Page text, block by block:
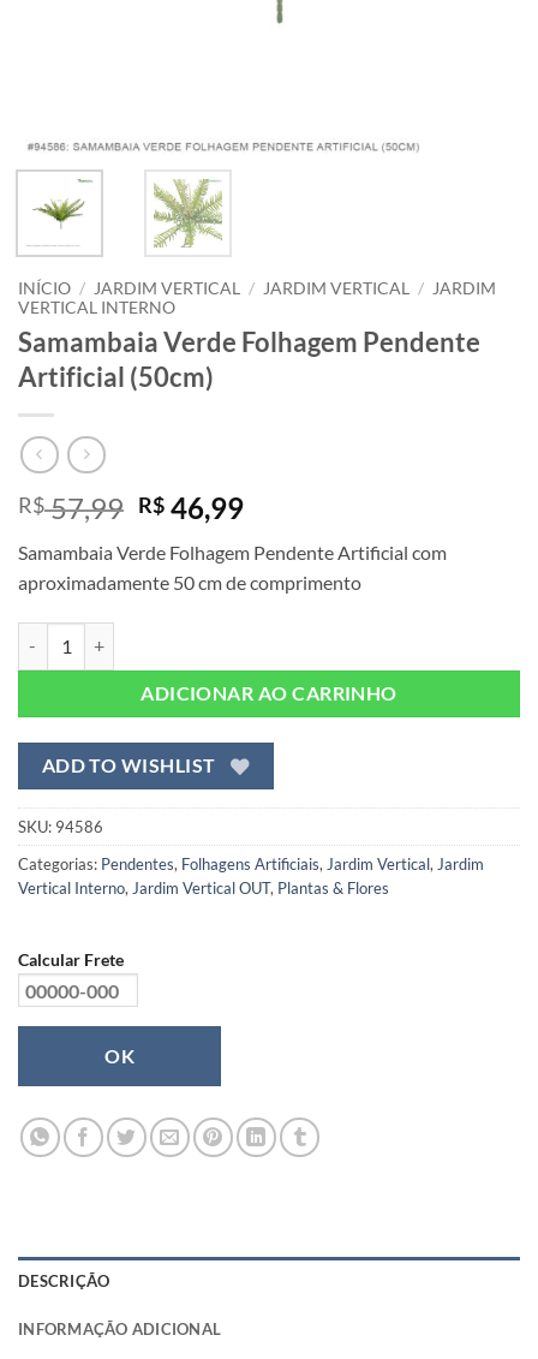
INÍCIO / JARDIM VERTICAL / JARDIM VERTICAL /
JARDIM
VERTICAL INTERNO
Samambaia Verde Folhagem Pendente
Artificial (50cm)
R$57,99 O
preço
original
era:
R$ 46,99O
atual
é:
Samambaia Verde Folhagem Pendente Artificial com
aproximadamente 50 cm de comprimento
ADICIONAR AO CARRINHO
ADD TO WISHLIST
SKU: 94586
Categorias: Pendentes, Folhagens Artificiais,Jardim Vertical,Jardim
Vertical Interno,Jardim Vertical OUT, Plantas & Flores
Calcular Frete
OK
DESCRIÇÃO
INFORMAÇÃO ADICIONAL